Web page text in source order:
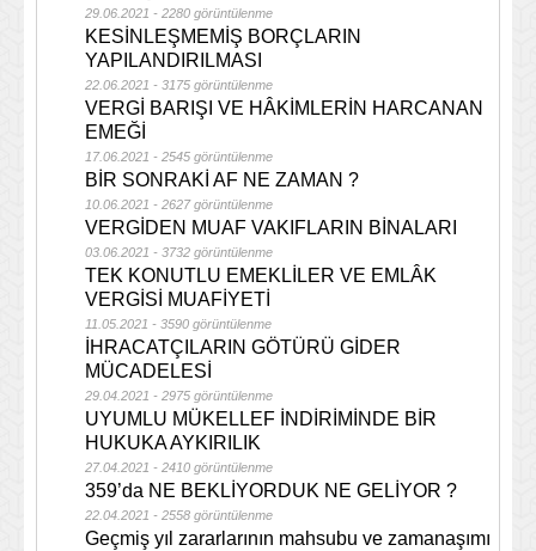
29.06.2021 - 2280 görüntülenme
KESİNLEŞMEMİŞ BORÇLARIN
YAPILANDIRILMASI
22.06.2021 - 3175 görüntülenme
VERGİ BARIŞI VE HÂKİMLERİN HARCANAN
EMEĞİ
17.06.2021 - 2545 görüntülenme
BİR SONRAKİ AF NE ZAMAN ?
10.06.2021 - 2627 görüntülenme
VERGİDEN MUAF VAKIFLARIN BİNALARI
03.06.2021 - 3732 görüntülenme
TEK KONUTLU EMEKLİLER VE EMLÂK
VERGİSİ MUAFİYETİ
11.05.2021 - 3590 görüntülenme
İHRACATÇILARIN GÖTÜRÜ GİDER
MÜCADELESİ
29.04.2021 - 2975 görüntülenme
UYUMLU MÜKELLEF İNDİRİMİNDE BİR
HUKUKA AYKIRILIK
27.04.2021 - 2410 görüntülenme
359’da NE BEKLİYORDUK NE GELİYOR ?
22.04.2021 - 2558 görüntülenme
Geçmiş yıl zararlarının mahsubu ve zamanaşımı